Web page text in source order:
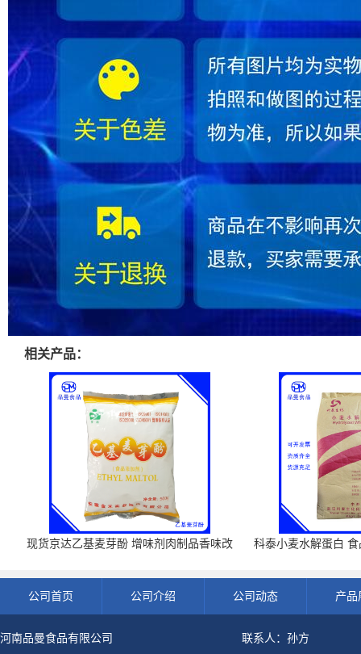
相关产品：
现货京达乙基麦芽酚 增味剂肉制品香味改
科泰小麦水解蛋白
公司首页 公司介绍 公司动态 产品
河南品曼食品有限公司 联系人：孙方